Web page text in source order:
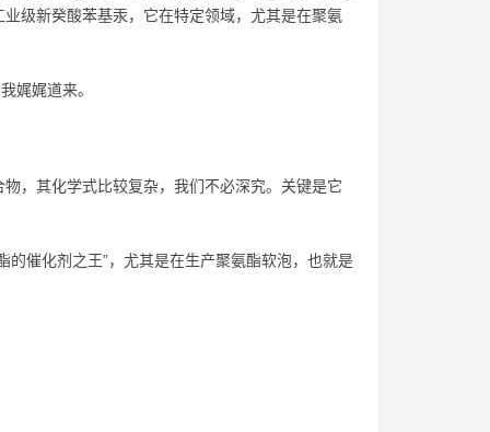
级新癸酸苯基汞，它在特定领域，尤其是在聚氨
娓娓道来。
，其化学式比较复杂，我们不必深究。关键是它
催化剂之王”，尤其是在生产聚氨酯软泡，也就是